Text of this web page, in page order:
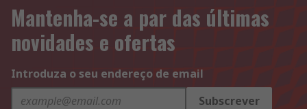
Mantenha-se a par das últimas
novidades e ofertas
Introduza o seu endereço de email
Subscrever